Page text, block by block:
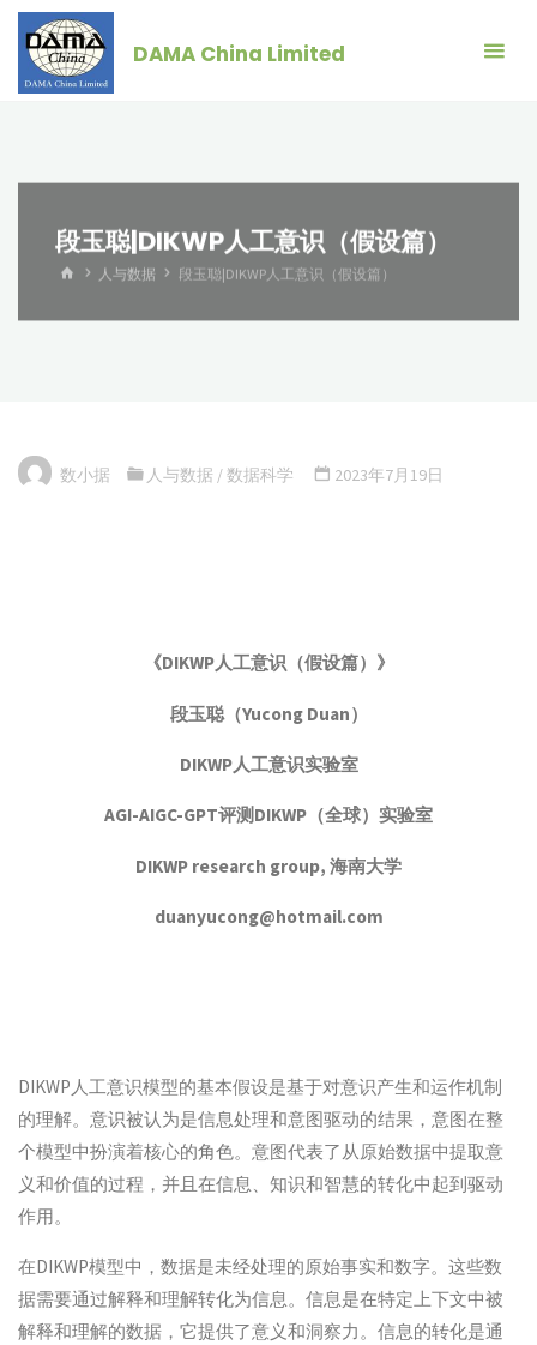
DAMA China Limited
段玉聪|DIKWP人工意识（假设篇）
首
人与数据 段玉聪|DIKWP人工意识（假设篇）
数小据 人与数据 /数据科学 2023年7月19日
《DIKWP人工意识（假设篇）》
段玉聪（Yucong Duan）
DIKWP人工意识实验室
AGI-AIGC-GPT评测DIKWP（全球）实验室
DIKWP research group, 海南大学
duanyucong@hotmail.com
DIKWP人工意识模型的基本假设是基于对意识产生和运作机制
的理解。意识被认为是信息处理和意图驱动的结果，意图在整
个模型中扮演着核心的角色。意图代表了从原始数据中提取意
义和价值的过程，并且在信息、知识和智慧的转化中起到驱动
作用。
在DIKWP模型中，数据是未经处理的原始事实和数字。这些数
据需要通过解释和理解转化为信息。信息是在特定上下文中被
解释和理解的数据，它提供了意义和洞察力。信息的转化是通